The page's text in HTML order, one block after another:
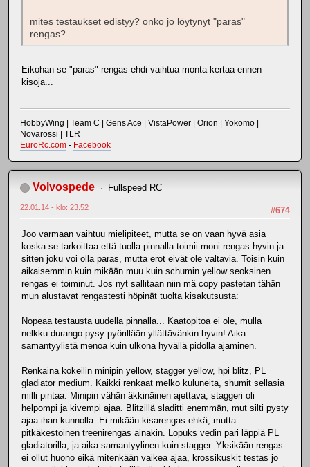
mites testaukset edistyy? onko jo löytynyt "paras"
rengas?
Eikohan se "paras" rengas ehdi vaihtua monta kertaa ennen
kisoja...
HobbyWing | Team C | Gens Ace | VistaPower | Orion | Yokomo |
Novarossi | TLR
EuroRc.com - Facebook
Volvospede Fullspeed RC
#674
22.01.14 - klo: 23.52
Joo varmaan vaihtuu mielipiteet, mutta se on vaan hyvä asia
koska se tarkoittaa että tuolla pinnalla toimii moni rengas hyvin ja
sitten joku voi olla paras, mutta erot eivät ole valtavia. Toisin kuin
aikaisemmin kuin mikään muu kuin schumin yellow seoksinen
rengas ei toiminut. Jos nyt sallitaan niin mä copy pastetan tähän
mun alustavat rengastesti höpinät tuolta kisakutsusta:
Nopeaa testausta uudella pinnalla... Kaatopitoa ei ole, mulla
nelkku durango pysy pyörillään yllättävänkin hyvin! Aika
samantyylistä menoa kuin ulkona hyvällä pidolla ajaminen.
Renkaina kokeilin minipin yellow, stagger yellow, hpi blitz, PL
gladiator medium. Kaikki renkaat melko kuluneita, shumit sellasia
milli pintaa. Minipin vähän äkkinäinen ajettava, staggeri oli
helpompi ja kivempi ajaa. Blitzillä sladitti enemmän, mut silti pysty
ajaa ihan kunnolla. Ei mikään kisarengas ehkä, mutta
pitkäkestoinen treenirengas ainakin. Lopuks vedin pari läppiä PL
gladiatorilla, ja aika samantyylinen kuin stagger. Yksikään rengas
ei ollut huono eikä mitenkään vaikea ajaa, krossikuskit testas jo